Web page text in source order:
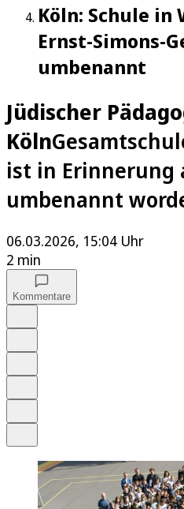
Köln: Schule in
Ernst-Simons-
umbenannt
Jüdischer
Köln
ist in Erinnerung
umbenannt
06.03.2026, 15:04 Uhr
2 min
Kommentare